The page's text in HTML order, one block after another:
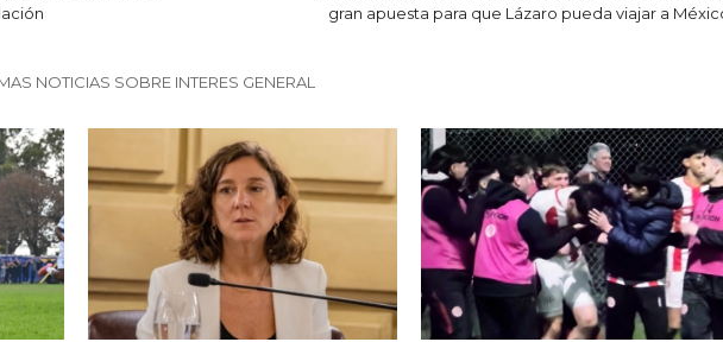
gran apuesta para que Lázaro pueda viajar a
NOTICIAS SOBRE INTERES GENERAL